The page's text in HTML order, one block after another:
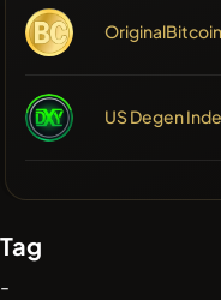
OriginalBitcoin
US Degen
Tag
-